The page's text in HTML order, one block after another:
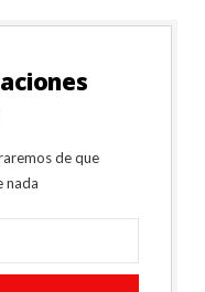
de que
nada